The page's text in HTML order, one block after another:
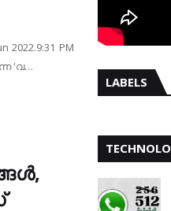
PM
'വ…
LABELS